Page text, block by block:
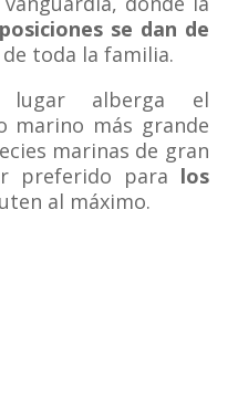
se dan de
toda la familia.
alberga el
marino más grande
marinas de gran
preferido para los
al máximo.